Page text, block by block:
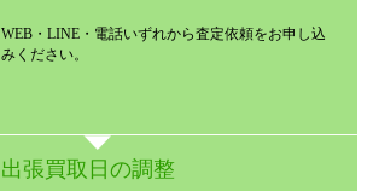
WEB・LINE・電話いずれから査定依頼をお申し込
みください。
出張買取日の調整